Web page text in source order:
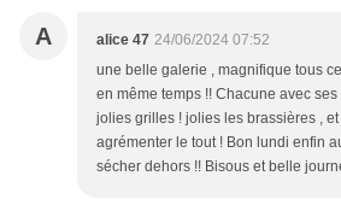
A alice 47 24/06/2024 07:52
une belle galerie , magnifique tous
en même temps !! Chacune avec
jolies grilles ! jolies les brassières ,
agrémenter le tout ! Bon lundi enfin
sécher dehors !! Bisous et belle